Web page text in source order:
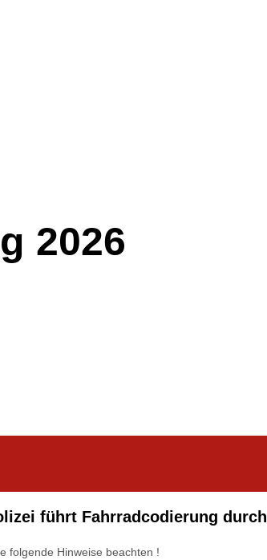
2026
führt Fahrradcodierung durch
folgende Hinweise beachten !